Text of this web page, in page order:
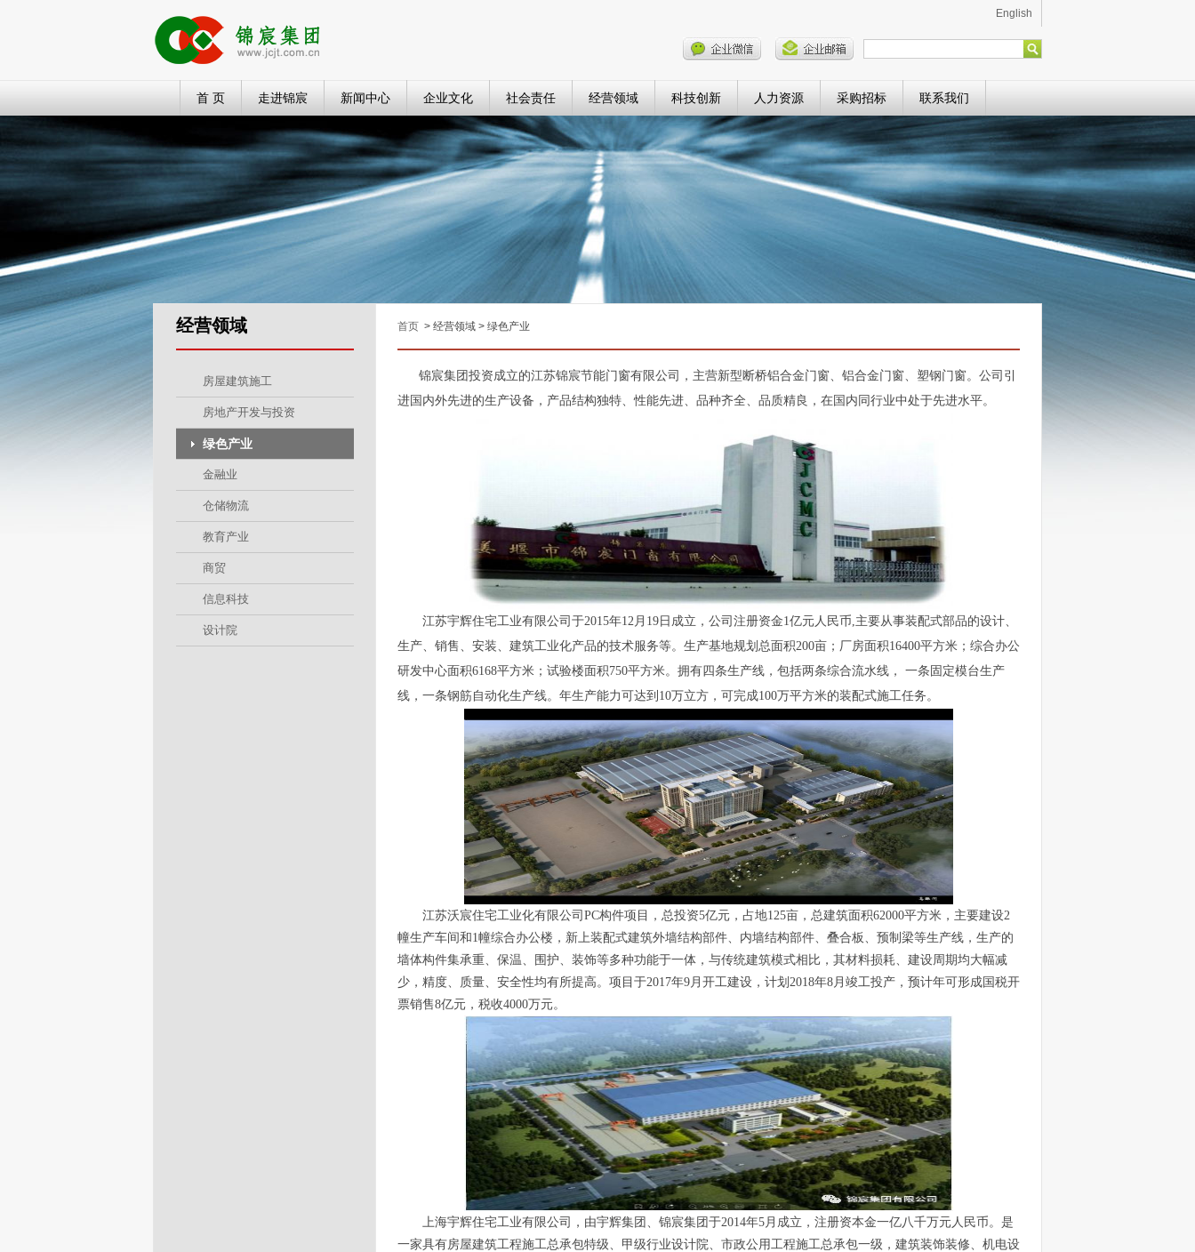
English
首 页 走进锦宸 新闻中心 企业文化 社会责任 经营领域 科技创新 人力资源 采购招标 联系我们
经营领域
房屋建筑施工
房地产开发与投资
绿色产业
金融业
仓储物流
教育产业
商贸
信息科技
设计院
首页 > 经营领域 > 绿色产业
锦宸集团投资成立的江苏锦宸节能门窗有限公司，主营新型断桥铝合金门窗、铝合金门 窗、塑钢门窗。公司引
进国内外先进的生产设备，产品结构独特、性能先进、品种齐全、品质精良，在国内同行业中处于先进水平。
江苏宇辉住宅工业有限公司于2015年12月19日成立，公司注册资金1亿元人民币,主要从事装配式部品的设计、
生产、销售、安装、建筑工业化产品的技术服务等。生产基地规划总面积200亩；厂房面积16400平方米；综合办公
研发中心面积6168平方米；试验楼面积750平方米。拥有四条生产线，包括两条综合流水线， 一条固定模台生产
线，一条钢筋自动化生产线。年生产能力可达到10万立方，可完成100万平方米的装配式施工任务。
江苏沃宸住宅工业化有限公司PC构件项目，总投资5亿元，占地125亩，总建筑面积62000平方米，主要建设2
幢生产车间和1幢综合办公楼，新上装配式建筑外墙结构部件、内墙结构部件、叠合板、预制梁等生产线，生产的
墙体构件集承重、保温、围护、装饰等多种功能于一体，与传统建筑模式相比，其材料损耗、建设周期均大幅减
少，精度、质量、安全性均有所提高。项目于2017年9月开工建设，计划2018年8月竣工投产，预计年可形成国税开
票销售8亿元，税收4000万元。
上海宇辉住宅工业有限公司，由宇辉集团、锦宸集团于2014年5月成立，注册资本金一亿八千万元人民币。 是
一家具有房屋建筑工程施工总承包特级、甲级行业设计院、市政公用工程施工总承包一级，建筑装饰装修、机电设